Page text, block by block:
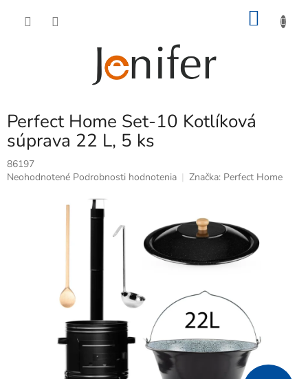
Perfect Home Set-10 Kotlíková
súprava 22 L, 5 ks
86197
Priemerné
Neohodnotené Podrobnosti hodnotenia Značka: Perfect Home